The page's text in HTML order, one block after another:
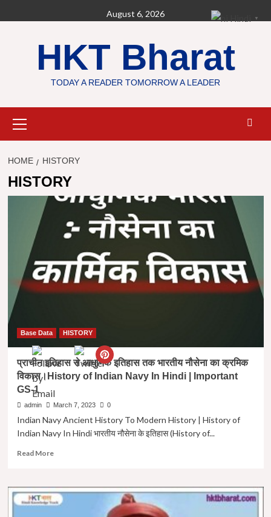
to
August 6, 2026
HKT Bharat
TODAY A READER TOMORROW A LEADER
Menu
HOME HISTORY
HISTORY
Base Data HISTORY
प्राचीन इतिहास से आधुनिक इतिहास तक भारतीय नौसेना का क्रमिक
विकास।History of Indian Navy In Hindi | Important
GS-1
admin March 7, 2023 0
Indian Navy Ancient History To Modern History | History of
Indian Navy In Hindi भारतीय नौसेना के इतिहास (History of...
Read MoreRead
प्राचीन
इतिहास
से
▼